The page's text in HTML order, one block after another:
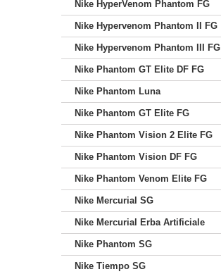
Nike HyperVenom Phantom FG
Nike Hypervenom Phantom II FG
Nike Hypervenom Phantom III FG
Nike Phantom GT Elite DF FG
Nike Phantom Luna
Nike Phantom GT Elite FG
Nike Phantom Vision 2 Elite FG
Nike Phantom Vision DF FG
Nike Phantom Venom Elite FG
Nike Mercurial SG
Nike Mercurial Erba Artificiale
Nike Phantom SG
Nike Tiempo SG